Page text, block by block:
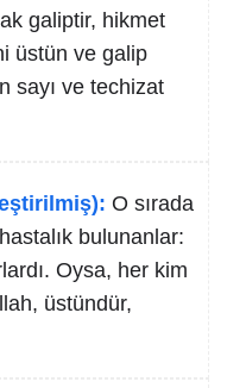
galiptir, hikmet
üstün ve galip
sayı ve techizat
O sırada
bulunanlar:
Oysa, her kim
üstündür,